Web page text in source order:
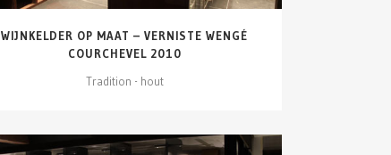
WIJNKELDER OP MAAT – VERNISTE WENGÉ
COURCHEVEL 2010
Tradition - hout